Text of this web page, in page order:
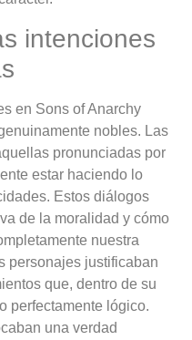
intenciones
en Sons of Anarchy
nobles. Las
pronunciadas por
estar haciendo lo
Estos diálogos
de la moralidad y cómo
nuestra
personajes justificaban
que, dentro de su
perfectamente lógico.
una verdad